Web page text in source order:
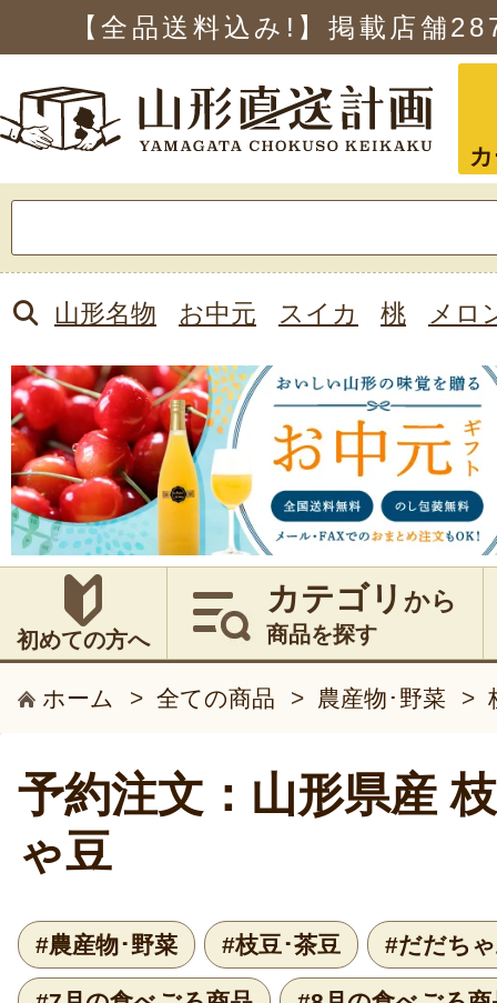
【全品送料込み!】掲載店舗
索:
山形名物 お中元 スイカ 桃 メロ
初めての方へ
カテゴリ から
商品を探す
ホーム > 全ての商品 > 農産物･野菜 >
予約注文：山形県産
ゃ豆
#農産物･野菜 #枝豆･茶豆 #だだち